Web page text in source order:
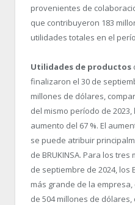
provenientes de
que contribuyeron 183
utilidades totales en el
Utilidades de productos
finalizaron el 30 de
millones de dólares,
del mismo período de
aumento del 67 %. El
se puede atribuir
de BRUKINSA. Para los
de septiembre de 2024, los
más grande de la
de 504 millones de